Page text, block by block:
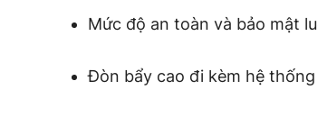
Mức độ an toàn và bảo mật
Đòn bẩy cao đi kèm hệ